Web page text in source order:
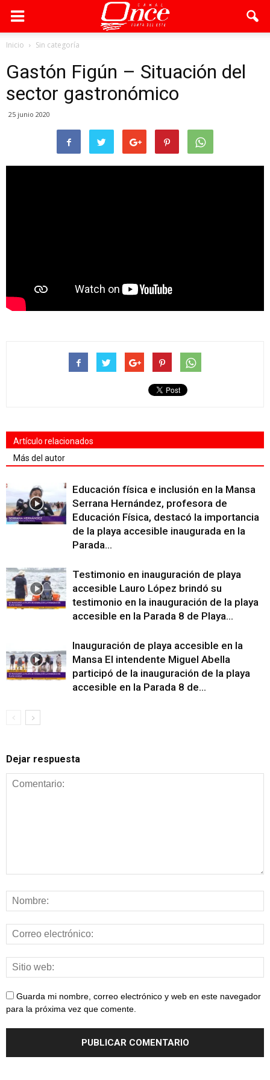
Inicio Sin categoría
Gastón Figún – Situación del
sector gastronómico
25 junio 2020
Artículo relacionados
Más del autor
Educación física e inclusión en la Mansa
Serrana Hernández, profesora de
Educación Física, destacó la importancia
de la playa accesible inaugurada en la
Parada...
Testimonio en inauguración de playa
accesible Lauro López brindó su
testimonio en la inauguración de la playa
accesible en la Parada 8 de Playa...
Inauguración de playa accesible en la
Mansa El intendente Miguel Abella
participó de la inauguración de la playa
accesible en la Parada 8 de...
Dejar respuesta
Guarda mi nombre, correo electrónico y web en este navegador
para la próxima vez que comente.